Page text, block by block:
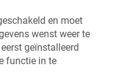
en moet
wenst weer te
geïnstalleerd
functie in te